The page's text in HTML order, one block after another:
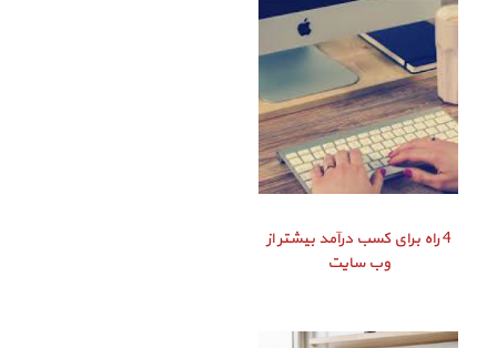
4 راه برای کسب درآمد بیشتر از
وب سایت